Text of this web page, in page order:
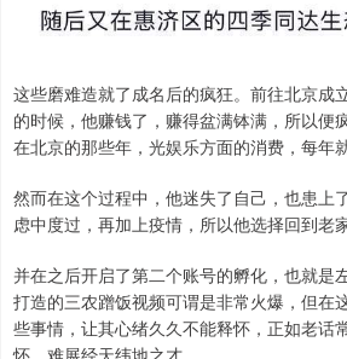
这些磨难造就了成名后的疯狂。前往北京成
的时候，他赚钱了，赚得盆满钵满，所以便
在北京的那些年，光娱乐方面的消费，每年
然而在这个过程中，他迷失了自己，也患上
虑中度过，再加上疫情，所以他选择回到老家
并在之后开启了第二个账号的孵化，也就是
打造的三农蹭饭视频可谓是非常火爆，但在
些事情，让其心绪久久不能释怀，正如老话
怀，难展经天纬地之才。